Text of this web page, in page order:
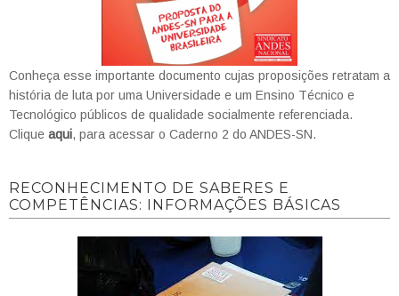
Conheça esse importante documento cujas proposições retratam a
história de luta por uma Universidade e um Ensino Técnico e
Tecnológico públicos de qualidade socialmente referenciada.
Clique aqui, para acessar o Caderno 2 do ANDES-SN.
RECONHECIMENTO DE SABERES E
COMPETÊNCIAS: INFORMAÇÕES BÁSICAS